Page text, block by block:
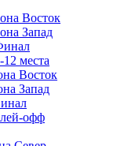
Восток
Запад
12 места
Восток
Запад
офф